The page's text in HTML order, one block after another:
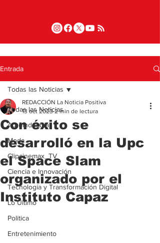
Entrada
Todas las Noticias
Agroindustria
Moda
Clipcinemax_TV
Ciencia e Innovación
Tecnología y Transformación Digital
Lo Ultimo
Politica
Entretenimiento
Todas las Noticias
Con éxito se
desarrolló en la Upc
el Space Slam
organizado por el
Instituto Capaz
REDACCIÓN La Noticia Positiva
13 oct 2023 2 min de lectura